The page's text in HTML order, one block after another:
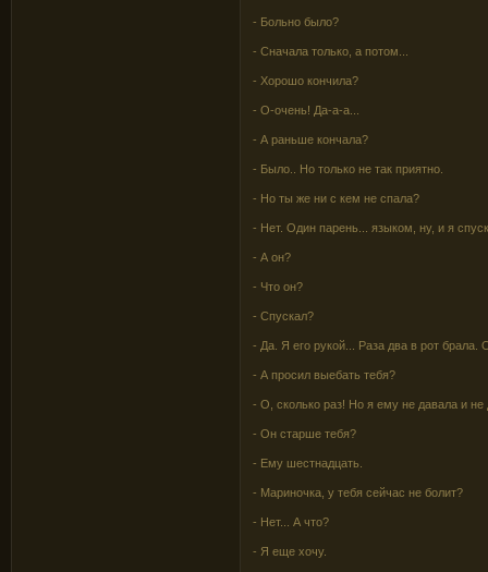
- Больно было?
- Сначала только, а потом...
- Хорошо кончила?
- О-очень! Да-а-а...
- А раньше кончала?
- Было.. Но только не так приятно.
- Но ты же ни с кем не спала?
- Нет. Один парень... языком, ну, и я
- А он?
- Что он?
- Спускал?
- Да. Я его рукой... Раза два в рот брала.
- А просил выебать тебя?
- О, сколько раз! Но я ему не давала и не
- Он старше тебя?
- Ему шестнадцать.
- Мариночка, у тебя сейчас не болит?
- Нет... А что?
- Я еще хочу.